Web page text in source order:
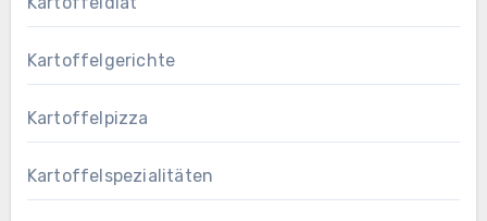
Kartoffelgerichte
Kartoffelpizza
Kartoffelspezialitäten